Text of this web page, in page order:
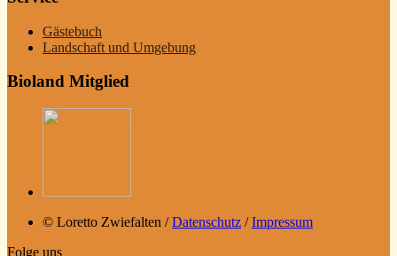
Gästebuch
Landschaft und Umgebung
Bioland Mitglied
© Loretto Zwiefalten /Datenschutz /Impressum
Folge uns